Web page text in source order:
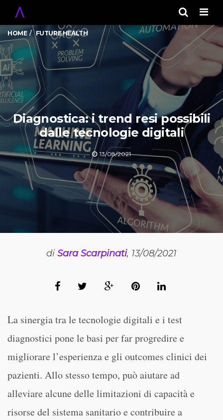
HOME FUTURE HEALTH
Diagnostica: i trend resi possibili
dalle tecnologie digitali
13/08/2021
di Sara Scarpinati, 13/08/2021
La sinergia tra le tecnologie digitali e i test
diagnostici pone le basi per far progredire e
migliorare l’esperienza e gli outcomes clinici dei
pazienti. Allo stesso tempo, può aiutare ad
alleviare alcune delle limitazioni di capacità e
risorse del sistema sanitario e contribuire a